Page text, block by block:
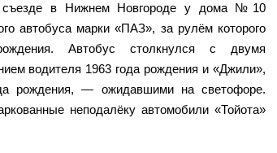
съезде в Нижнем Новгороде у дома №10
автобуса марки «ПАЗ», за рулём которого
Автобус столкнулся с двумя
водителя 1963 года рождения и «Джили»,
рождения, — ожидавшими на светофоре.
неподалёку автомобили «Тойота»